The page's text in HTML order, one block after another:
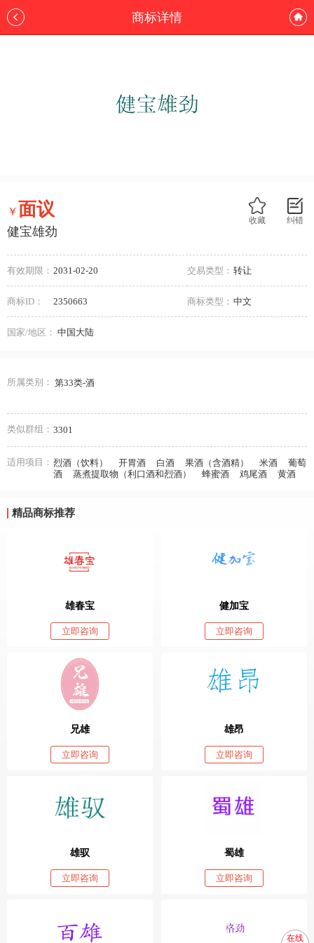
商标详情
纠错
收藏
￥面议
健宝雄劲
有效期限： 2031-02-20 交易类型： 转让
商标ID： 2350663 商标类型： 中文
国家/地区： 中国大陆
所属类别： 第33类-酒
类似群组： 3301
适用项目： 烈酒（饮料） 开胃酒 白酒 果酒（含酒精） 米酒
葡萄
酒
蒸煮提取物（利口酒和烈酒） 蜂蜜酒 鸡尾酒 黄酒
精品商标推荐
雄春宝
立即咨询
健加宝
立即咨询
兄雄
立即咨询
雄昂
立即咨询
雄驭
立即咨询
蜀雄
立即咨询
在线